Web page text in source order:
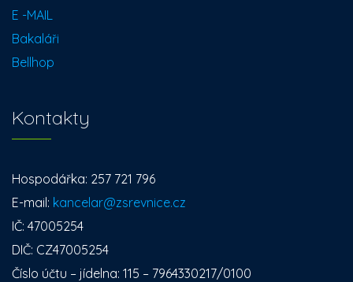
E -MAIL
Bakaláři
Bellhop
Kontakty
Hospodářka: 257 721 796
E-mail: kancelar@zsrevnice.cz
IČ: 47005254
DIČ: CZ47005254
Číslo účtu – jídelna: 115 – 7964330217/0100